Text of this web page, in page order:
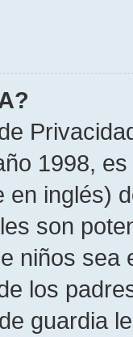
1998,
en inglés)
son
niños sea
los
guardia